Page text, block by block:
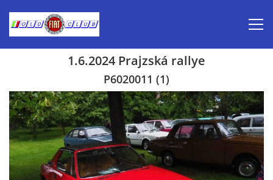
Inzerce prodej
Aktuálně-pozvánky
1.6.2024 Prajzská rallye
P6020011 (1)